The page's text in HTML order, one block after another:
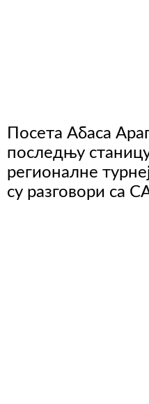
Посета Абаса
последњу
регионалне
су разговори са